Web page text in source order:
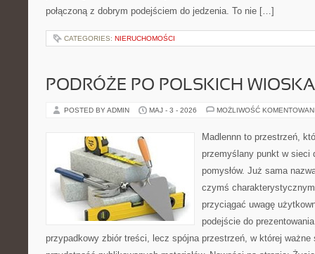
połączoną z dobrym podejściem do jedzenia. To nie […]
CATEGORIES: NIERUCHOMOŚCI
PODRÓŻE PO POLSKICH
POSTED BY ADMIN MAJ - 3 - 2026 MOŻLIWOŚĆ
Madlennn to przestrzeń,
przemyślany punkt w sieci
pomysłów. Już sama
czymś
przyciągać uwagę
podejście do
przypadkowy zbiór treści, lecz spójna przestrzeń, w której